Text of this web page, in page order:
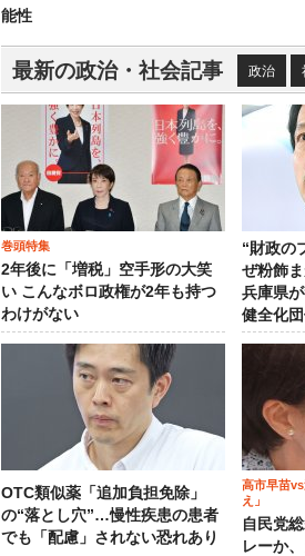
能性
最新の政治・社会記事 政治
巻頭特集
2年後に「増税」空手形の大笑
い こんなボロ政権が2年も持つ
わけがない
“財政の
ぜ粉飾
兵庫県
健全化
OTC類似薬「追加負担免除」
の“落とし穴”…慢性疾患の患者
でも「配慮」されない恐れあり
高市早苗
え」
自民党
レーか